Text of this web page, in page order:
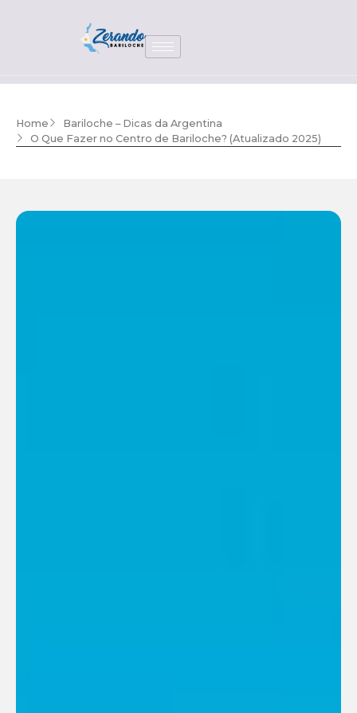
Home
Bariloche – Dicas da Argentina
O Que Fazer no Centro de Bariloche? (Atualizado 2025)